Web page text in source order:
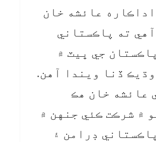
عائشه خان
ته پاڪستاني
جي ڀيٽ ۾
ڏنا ويندا آهن.
عائشه خان هڪ
۾ شرڪت ڪئي جنهن ۾
ڊرامن ۽